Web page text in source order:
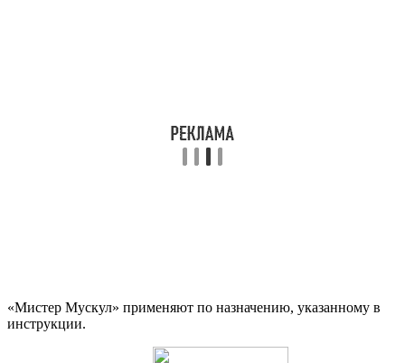
«Мистер Мускул» применяют по назначению, указанному в
инструкции.